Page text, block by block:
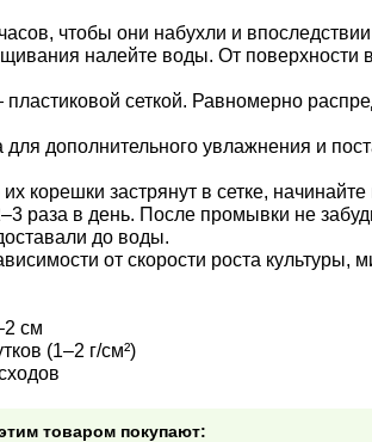
чтобы они набухли и
налейте воды. От поверхности
сеткой. Равномерно
дополнительного увлажнения и
корешки застрянут в сетке,
раза в день. После промывки не
до воды.
от скорости роста культуры,
см
(1–2 г/см²)
товаром покупают: